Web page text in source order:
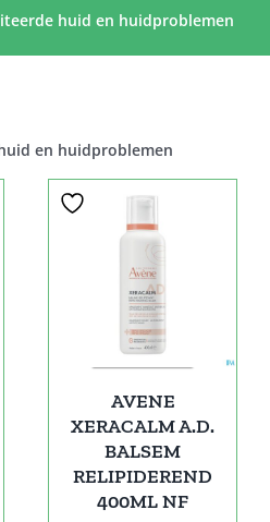
huid en huidproblemen
en huidproblemen
AVENE
XERACALM A.D.
BALSEM
RELIPIDEREND
400ML NF